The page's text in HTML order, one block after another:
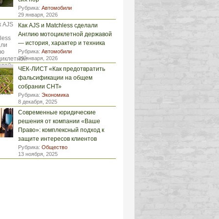
Рубрика: Автомобили
29 января, 2026
Как AJS и Matchless сделали
Англию мотоциклетной державой
— история, характер и техника
Рубрика: Автомобили
29 января, 2026
ЧЕК-ЛИСТ «Как предотвратить
фальсификации на общем
собрании СНТ»
Рубрика: Экономика
8 декабря, 2025
Современные юридические
решения от компании «Ваше
Право»: комплексный подход к
защите интересов клиентов
Рубрика: Общество
13 ноября, 2025